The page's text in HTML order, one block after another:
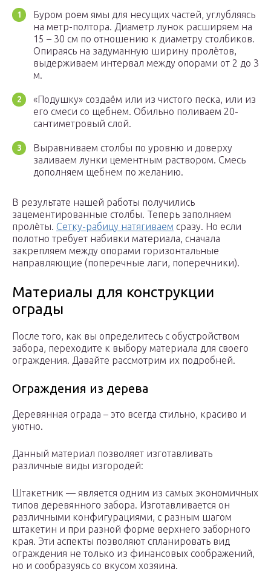
Буром роем ямы для несущих частей, углубляясь
на метр-полтора. Диаметр лунок расширяем на
15 – 30 см по отношению к диаметру столбиков.
Опираясь на задуманную ширину пролётов,
выдерживаем интервал между опорами от 2 до 3
м.
«Подушку» создаём или из чистого песка, или из
его смеси со щебнем. Обильно поливаем 20-
сантиметровый слой.
Выравниваем столбы по уровню и доверху
заливаем лунки цементным раствором. Смесь
дополняем щебнем по желанию.
В результате нашей работы получились
зацементированные столбы. Теперь заполняем
пролёты. Сетку-рабицу натягиваем сразу. Но если
полотно требует набивки материала, сначала
закрепляем между опорами горизонтальные
направляющие (поперечные лаги, поперечники).
Материалы для конструкции
ограды
После того, как вы определитесь с обустройством
забора, переходите к выбору материала для своего
ограждения. Давайте рассмотрим их подробней.
Ограждения из дерева
Деревянная ограда – это всегда стильно, красиво и
уютно.
Данный материал позволяет изготавливать
различные виды изгородей:
Штакетник — является одним из самых экономичных
типов деревянного забора. Изготавливается он
различными конфигурациями, с разным шагом
штакетин и при разной форме верхнего заборного
края. Эти аспекты позволяют спланировать вид
ограждения не только из финансовых соображений,
но и сообразуясь со вкусом хозяина.